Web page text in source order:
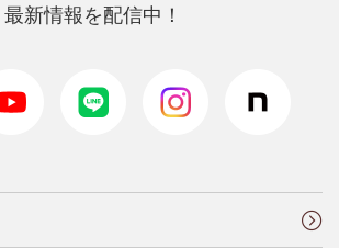
最新情報を配信中！